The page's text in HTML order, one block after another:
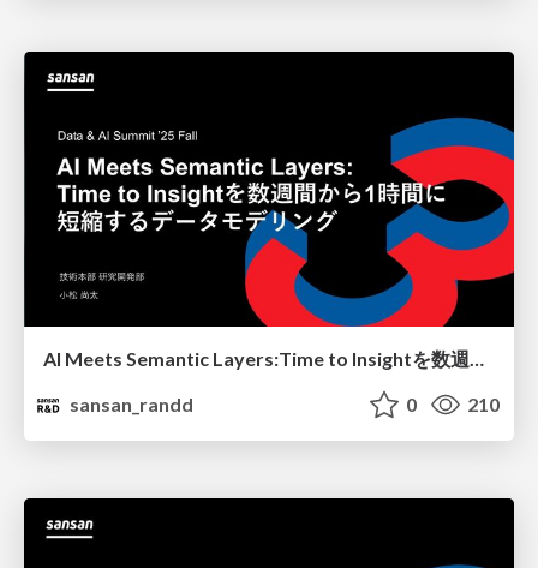
AI Meets Semantic Layers:Time to Insightを数週間から1時間に短縮するデータモデリング / gcdasummit_25f
sansan_randd
0 210